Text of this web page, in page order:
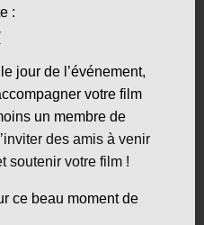
:
jour de l’événement,
votre film
un membre de
des amis à venir
soutenir votre film !
ce beau moment de